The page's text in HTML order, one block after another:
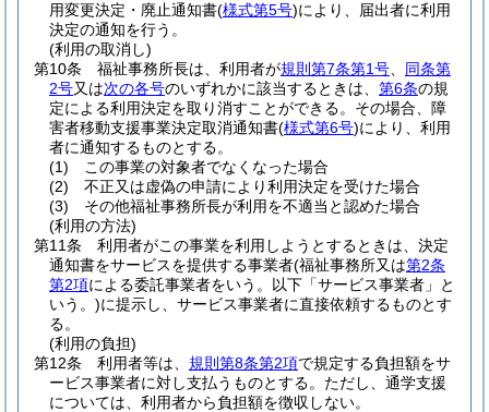
用変更決定・廃止通知書(様式第5号)により、届出者に利用
決定の通知を行う。
(利用の取消し)
第10条
福祉事務所長は、利用者が規則第7条第1号
同条第
2号又は次の各号のいずれかに該当するときは、 第6条の規
定による利用決定を取り消すことができる。 その場合、障
害者移動支援事業決定取消通知書(様式第6号)により、利用
者に通知するものとする。
(1)
この事業の対象者でなくなった場合
(2)
不正又は虚偽の申請により利用決定を受けた場合
(3)
その他福祉事務所長が利用を不適当と認めた場合
(利用の方法)
第11条
利用者がこの事業を利用しようとするときは、決定
通知書をサービスを提供する事業者(福祉事務所又は第2条
第2項による委託事業者をいう。以下「サービス事業者」と
いう。)に提示し、サービス事業者に直接依頼するものとす
る。
(利用の負担)
第12条
利用者等は、 規則第8条第2項で規定する負担額をサ
ービス事業者に対し支払うものとする。 ただし、通学支援
については、利用者から負担額を徴収しない。